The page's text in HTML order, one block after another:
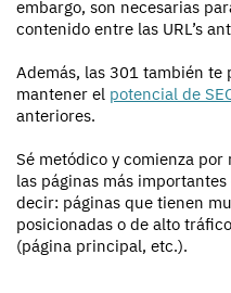
embargo, son necesarias
contenido entre las URL’s
Además, las 301 también
mantener el potencial de
anteriores.
Sé metódico y comienza
las páginas más
decir: páginas que tienen
posicionadas o de alto
(página principal, etc.).